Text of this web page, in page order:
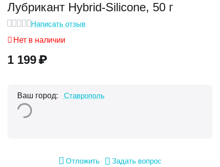
Лубрикант Hybrid-Silicone, 50 г
Написать отзыв
Нет в наличии
1 199₽
Ваш город: Ставрополь
Отложить Задать вопрос